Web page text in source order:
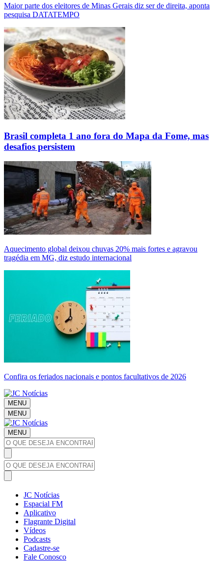
Maior parte dos eleitores de Minas Gerais diz ser de direita, aponta
pesquisa DATATEMPO
Brasil completa 1 ano fora do Mapa da Fome, mas
desafios persistem
Aquecimento global deixou chuvas 20% mais fortes e agravou
tragédia em MG, diz estudo internacional
Confira os feriados nacionais e pontos facultativos de 2026
MENU
MENU
MENU
JC Notícias
Espacial FM
Aplicativo
Flagrante Digital
Vídeos
Podcasts
Cadastre-se
Fale Conosco